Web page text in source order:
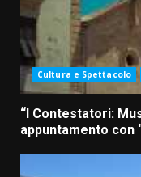
Cultura e Spettacolo
“I Contestatori:
appuntamento con